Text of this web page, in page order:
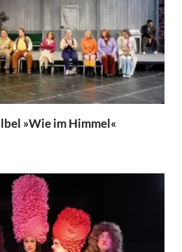
»Wie im Himmel«